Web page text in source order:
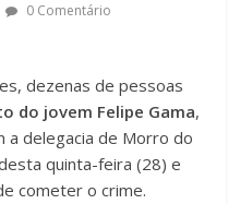
0 Comentário
dezenas de pessoas
do jovem Felipe Gama,
a delegacia de Morro do
quinta-feira (28) e
cometer o crime.